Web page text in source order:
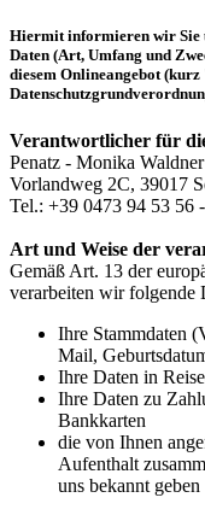
Hiermit informieren wir Sie
Daten (Art, Umfang und
diesem Onlineangebot
Verantwortlicher für
Penatz - Monika Waldner
Vorlandweg 2C, 39017
Tel.: +39 0473 94 53 56
Art und Weise der
Gemäß Art. 13 der
verarbeiten wir folgende
Ihre Stammdaten
Mail,
Ihre Daten in
Ihre Daten zu
Bankkarten
die von Ihnen
Aufenthalt
uns bekannt geben